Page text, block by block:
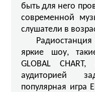
быть для него
современной
слушатели в
яркие шоу,
GLOBAL
аудиторией
популярная игра